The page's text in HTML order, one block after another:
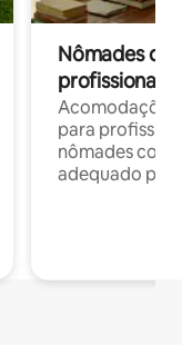
Nômades
profissionais
para
nômades com
adequado